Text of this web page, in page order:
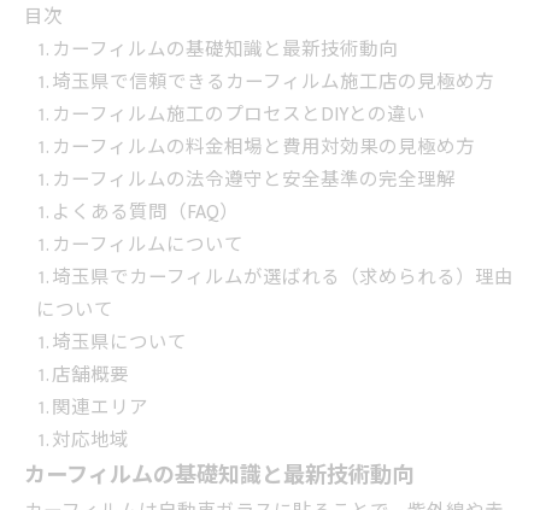
目次
カーフィルムの基礎知識と最新技術動向
埼玉県で信頼できるカーフィルム施工店の見極め方
カーフィルム施工のプロセスとDIYとの違い
カーフィルムの料金相場と費用対効果の見極め方
カーフィルムの法令遵守と安全基準の完全理解
よくある質問（FAQ）
カーフィルムについて
埼玉県でカーフィルムが選ばれる（求められる）理由
について
埼玉県について
店舗概要
関連エリア
対応地域
カーフィルムの基礎知識と最新技術動向